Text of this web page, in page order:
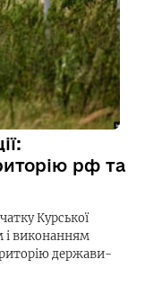
рф та
Курської
і виконанням
держави-